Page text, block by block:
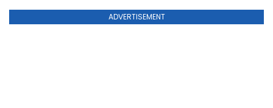
ADVERTISEMENT